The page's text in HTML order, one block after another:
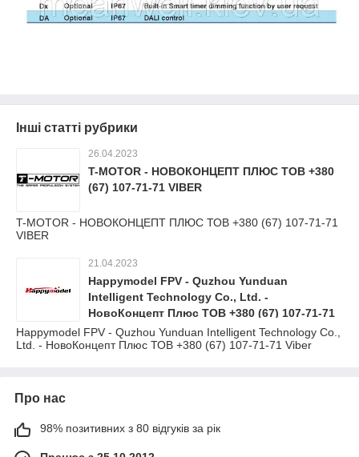
Інші статті рубрики
26.04.2023
T-MOTOR - НОВОКОНЦЕПТ ПЛЮС ТОВ +380
(67) 107-71-71 VIBER
T-MOTOR - НОВОКОНЦЕПТ ПЛЮС ТОВ +380 (67) 107-71-71
VIBER
21.04.2023
Happymodel FPV - Quzhou Yunduan
Intelligent Technology Co., Ltd. -
НовоКонцепт Плюс ТОВ +380 (67) 107-71-71
Viber
Happymodel FPV - Quzhou Yunduan Intelligent Technology Co.,
Ltd. - НовоКонцепт Плюс ТОВ +380 (67) 107-71-71 Viber
Про нас
98% позитивних з 80 відгуків за рік